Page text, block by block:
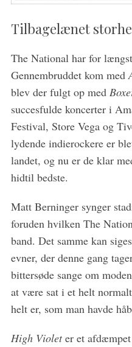
Tilbagelænet
The National har for
Gennembruddet kom med
blev der fulgt op med
succesfulde koncerter i
Festival, Store Vega og
lydende indierockere er
landet, og nu er de klar
hidtil bedste.
Matt Berninger synger
foruden hvilken The
band. Det samme kan
evner, der denne gang
bittersøde sange om
at være sat i et helt
helt er, som man havde
High Violeter et afdæmpet
e
a
r
f
o
: